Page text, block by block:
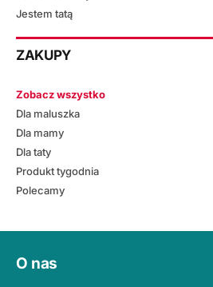
Jestem tatą
ZAKUPY
Zobacz wszystko
Dla maluszka
Dla mamy
Dla taty
Produkt tygodnia
Polecamy
O nas